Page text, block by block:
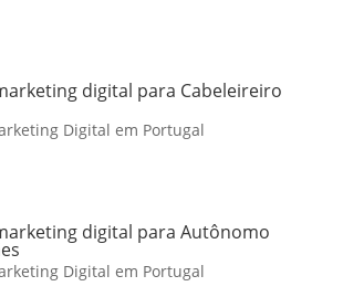
digital para Cabeleireiro
Digital em Portugal
digital para Autônomo
Digital em Portugal